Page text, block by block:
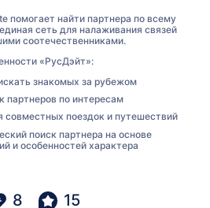
помогает найти партнера по всему
сеть для налаживания связей
соотечественниками.
«РусДэйт»:
знакомых за рубежом
партнеров по интересам
совместных поездок и путешествий
поиск партнера на основе
и особенностей характера
8 15